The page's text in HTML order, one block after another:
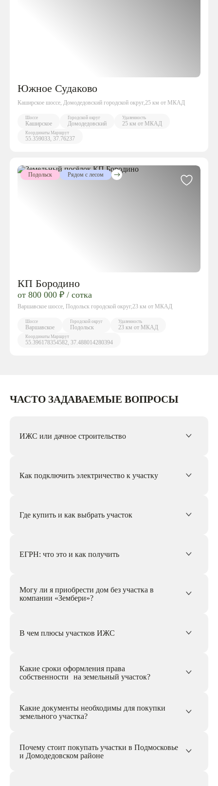
Южное Судаково
Каширское шоссе, Домодедовский городской округ,25 км от МКАД
Шоссе
Каширское
Городской округ
Домодедовский
Удаленность
25 км от МКАД
Координаты Маршрут
55.359033, 37.76237
Подольск Рядом с лесом
КП Бородино
от 800 000 ₽ / сотка
Варшавское шоссе, Подольск городской округ,23 км от МКАД
Шоссе
Варшавское
Городской округ
Подольск
Удаленность
23 км от МКАД
Координаты Маршрут
55.396178354582, 37.488014280394
ЧАСТО ЗАДАВАЕМЫЕ ВОПРОСЫ
ИЖС или дачное строительство
Как подключить электричество к участку
Где купить и как выбрать участок
ЕГРН: что это и как получить
Могу ли я приобрести дом без участка в
компании «Зембери»?
В чем плюсы участков ИЖС
Какие сроки оформления права
собственности на земельный участок?
Какие документы необходимы для покупки
земельного участка?
Почему стоит покупать участки в Подмосковье
и Домодедовском районе